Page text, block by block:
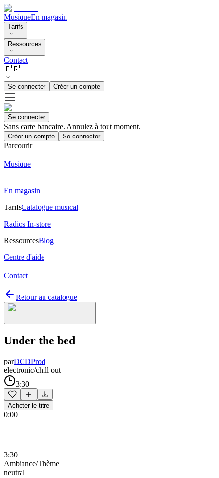
MusiqueEn magasin
Tarifs
Ressources
Contact
🇫🇷
Se connecter Créer un compte
Se connecter
Sans carte bancaire. Annulez à tout moment.
Créer un compte Se connecter
Parcourir
Musique
En magasin
TarifsCatalogue musical
Radios In-store
RessourcesBlog
Centre d'aide
Contact
Retour au catalogue
Under the bed
parDCDProd
electronic/chill out
3:30
Acheter le titre
0:00
3:30
Ambiance/Thème
neutral